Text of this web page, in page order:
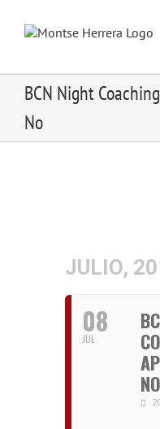
content
BCN Night
No
JULIO,
08
JUL
NO